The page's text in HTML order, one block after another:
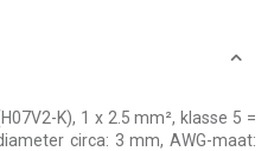
K), 1 x 2.5 mm², klasse 5 =
circa: 3 mm, AWG-maat: